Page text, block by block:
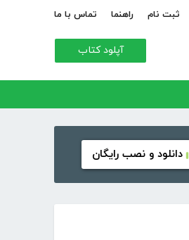
ثبت نام راهنما تماس با ما
آپلود کتاب
دانلود و نصب رایگان